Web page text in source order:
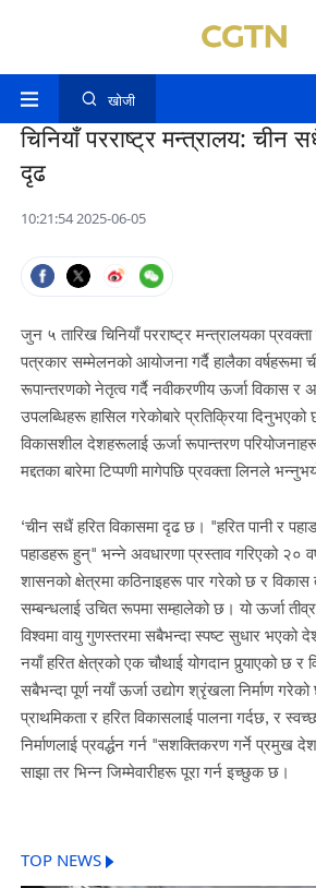
खोजी
चिनियाँ परराष्ट्र मन्त्रालय: चीन
दृढ
10:21:54 2025-06-05
जुन ५ तारिख चिनियाँ परराष्ट्र मन्त्रालयका
पत्रकार सम्मेलनको आयोजना गर्दै हालैका वर्षहरूमा
रूपान्तरणको नेतृत्व गर्दै नवीकरणीय ऊर्जा विकास र
उपलब्धिहरू हासिल गरेकोबारे प्रतिक्रिया
विकासशील देशहरूलाई ऊर्जा रूपान्तरण परियोजनाहरू
मद्दतका बारेमा टिप्पणी मागेपछि प्रवक्ता लिनले
‘चीन सधैं हरित विकासमा दृढ छ। "हरित पानी र
पहाडहरू हुन्" भन्ने अवधारणा प्रस्ताव गरिएको २०
शासनको क्षेत्रमा कठिनाइहरू पार गरेको छ र विकास
सम्बन्धलाई उचित रूपमा सम्हालेको छ। यो ऊर्जा
विश्वमा वायु गुणस्तरमा सबैभन्दा स्पष्ट सुधार
नयाँ हरित क्षेत्रको एक चौथाई योगदान पुर्‍याएको छ र
सबैभन्दा पूर्ण नयाँ ऊर्जा उद्योग श्रृंखला निर्माण
प्राथमिकता र हरित विकासलाई पालना गर्दछ, र
निर्माणलाई प्रवर्द्धन गर्न "सशक्तिकरण गर्ने प्रमुख
साझा तर भिन्न जिम्मेवारीहरू पूरा गर्न इच्छुक छ।
TOP NEWS